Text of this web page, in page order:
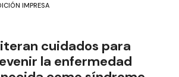
IMPRESA
cuidados para
la enfermedad